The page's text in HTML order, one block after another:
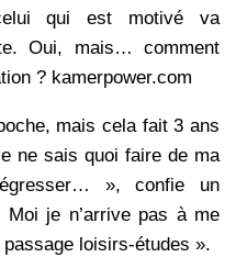
qui est motivé va
Oui, mais… comment
? kamerpower.com
mais cela fait 3 ans
ne sais quoi faire de ma
», confie un
je n’arrive pas à me
loisirs-études ».